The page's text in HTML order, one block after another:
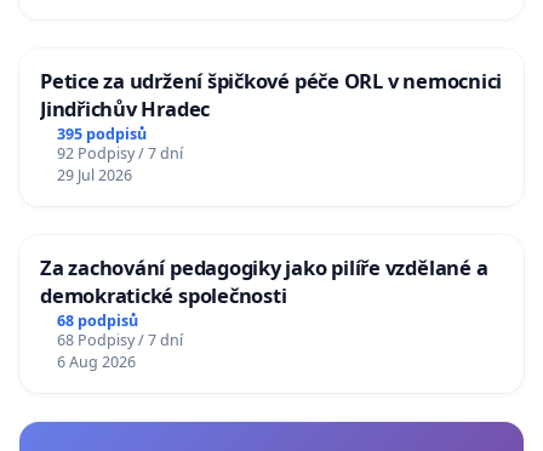
Petice za udržení špičkové péče ORL v nemocnici
Jindřichův Hradec
395 podpisů
92 Podpisy / 7 dní
29 Jul 2026
Za zachování pedagogiky jako pilíře vzdělané a
demokratické společnosti
68 podpisů
68 Podpisy / 7 dní
6 Aug 2026